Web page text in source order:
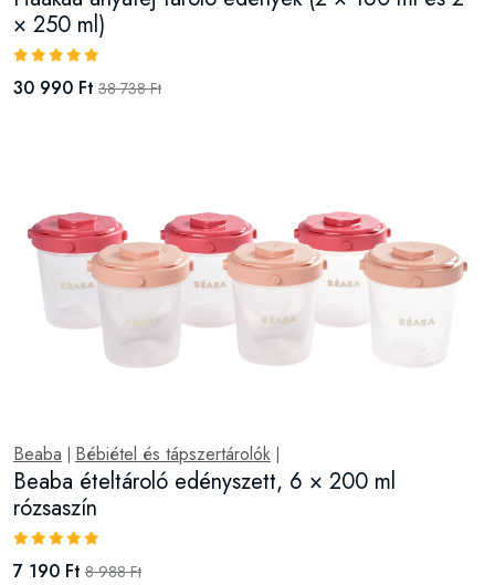
× 250 ml)
30 990 Ft 38 738 Ft
Beaba Bébiétel és tápszertárolók
Beaba ételtároló edényszett, 6 × 200 ml
rózsaszín
7 190 Ft 8 988 Ft